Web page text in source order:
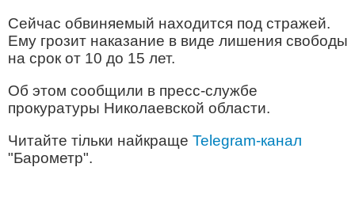
Сейчас обвиняемый находится под стражей.
Ему грозит наказание в виде лишения свободы
на срок от 10 до 15 лет.
Об этом сообщили в пресс-службе
прокуратуры Николаевской области.
Читайте тільки найкраще Telegram-канал
"Барометр".